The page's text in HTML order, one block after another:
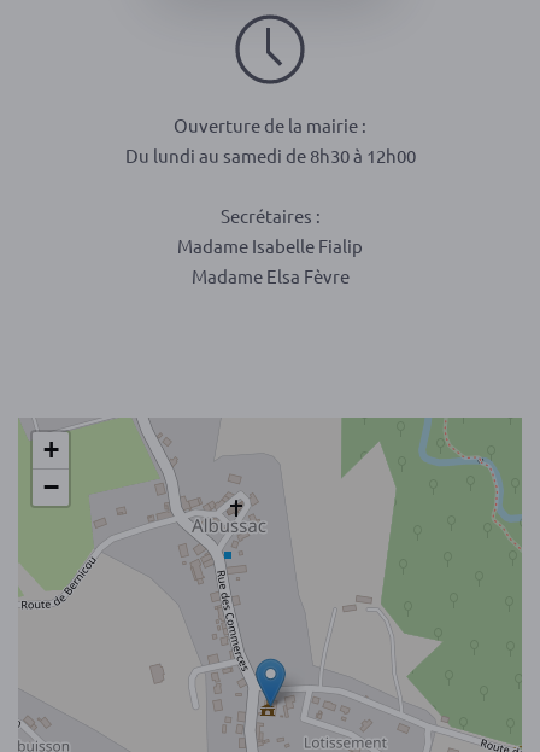
Ouverture de la mairie :
Du lundi au samedi de 8h30 à 12h00
Secrétaires :
Madame Isabelle Fialip
Madame Elsa Fèvre
+
−